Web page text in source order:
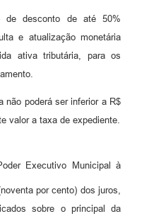
desconto de até 50%
e atualização monetária
ativa tributária, para os
não poderá ser inferior a R$
valor a taxa de expediente.
Executivo Municipal à
por cento) dos juros,
sobre o principal da